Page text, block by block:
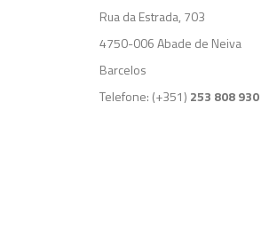
Rua da Estrada, 703
4750-006 Abade de Neiva
Barcelos
Telefone: (+351) 253 808 930